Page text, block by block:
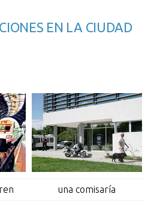
EN LA CIUDAD
una comisaría